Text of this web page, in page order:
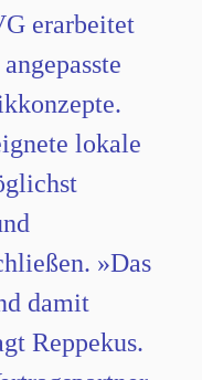
erarbeitet
lokale
»Das
damit
Reppekus.